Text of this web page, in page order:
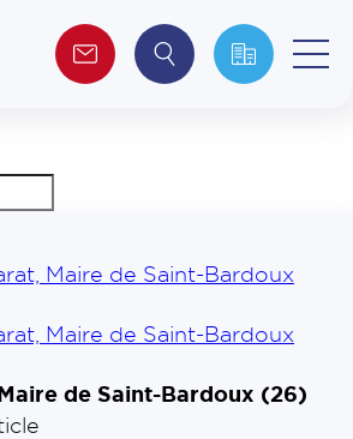
?
Maire de Saint-Bardoux
Maire de Saint-Bardoux
de Saint-Bardoux (26)